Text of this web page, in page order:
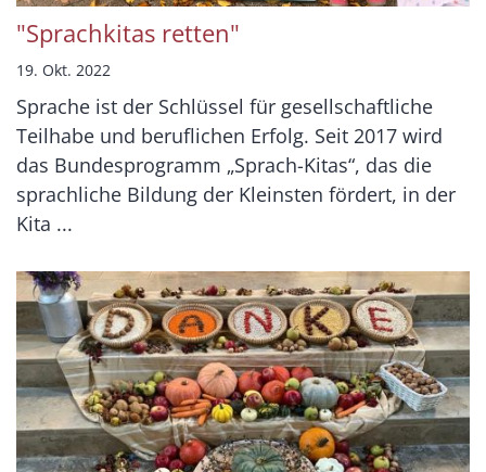
"Sprachkitas retten"
19. Okt. 2022
Sprache ist der Schlüssel für gesellschaftliche
Teilhabe und beruflichen Erfolg. Seit 2017 wird
das Bundesprogramm „Sprach-Kitas“, das die
sprachliche Bildung der Kleinsten fördert, in der
Kita ...